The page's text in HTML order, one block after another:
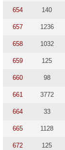
654 140
657 1236
658 1032
659 125
660 98
661 3772
664 33
665 1128
672 125